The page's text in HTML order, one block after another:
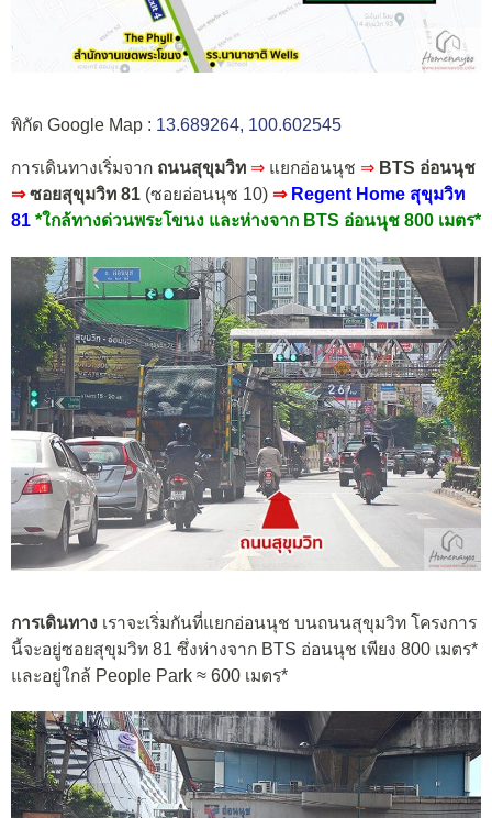
พิกัด Google Map : 13.689264, 100.602545
การเดินทางเริ่มจาก ถนนสุขุมวิท ⇒ แยกอ่อนนุช ⇒ BTS อ่อนนุช
⇒ซอยสุขุมวิท 81 (ซอยอ่อนนุช 10) ⇒ Regent Home สุขุมวิท
81 *ใกล้ทางด่วนพระโขนง และห่างจาก BTS อ่อนนุช 800 เมตร*
การเดินทาง เราจะเริ่มกันที่แยกอ่อนนุช บนถนนสุขุมวิท โครงการ
นี้จะอยู่ซอยสุขุมวิท 81 ซึ่งห่างจาก BTS อ่อนนุช เพียง 800 เมตร*
และอยู่ใกล้ People Park ≈ 600 เมตร*